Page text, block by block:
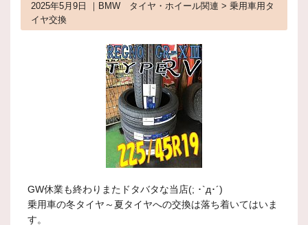
2025年5月9日 ｜BMW タイヤ・ホイール関連 > 乗用車用タ
イヤ交換
GW休業も終わりまたドタバタな当店(; ･`д･´)
乗用車の冬タイヤ～夏タイヤへの交換は落ち着いてはいま
す。